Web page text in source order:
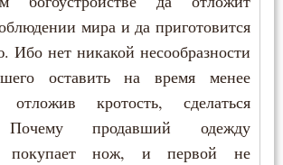
мира и да приготовится
Ибо нет никакой несообразности
оставить на время менее
кротость, сделаться
Почему продавший одежду
покупает нож, и первой не